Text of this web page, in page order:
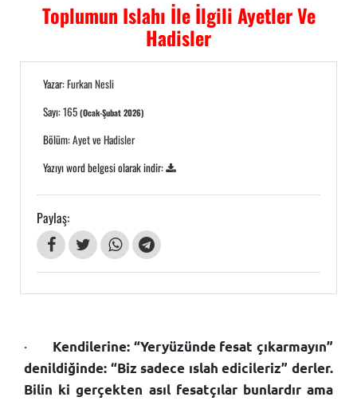
Toplumun Islahı İle İlgili Ayetler Ve
Hadisler
Yazar:Furkan Nesli
Sayı:165(Ocak-Şubat 2026)
Bölüm:Ayet ve Hadisler
Yazıyı word belgesi olarak indir:
Paylaş:
·
Kendilerine: “Yeryüzünde fesat çıkarmayın”
denildiğinde: “Biz sadece ıslah edicileriz” derler.
Bilin ki gerçekten asıl fesatçılar bunlardır ama